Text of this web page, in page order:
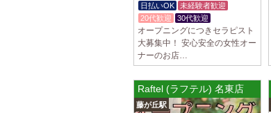
日払いOK
未経験者歓迎
20代歓迎
30代歓迎
オープニングにつきセラピスト
大募集中！ 安心安全の女性オー
ナーのお店…
Raftel (ラフテル) 名東店
藤が丘駅